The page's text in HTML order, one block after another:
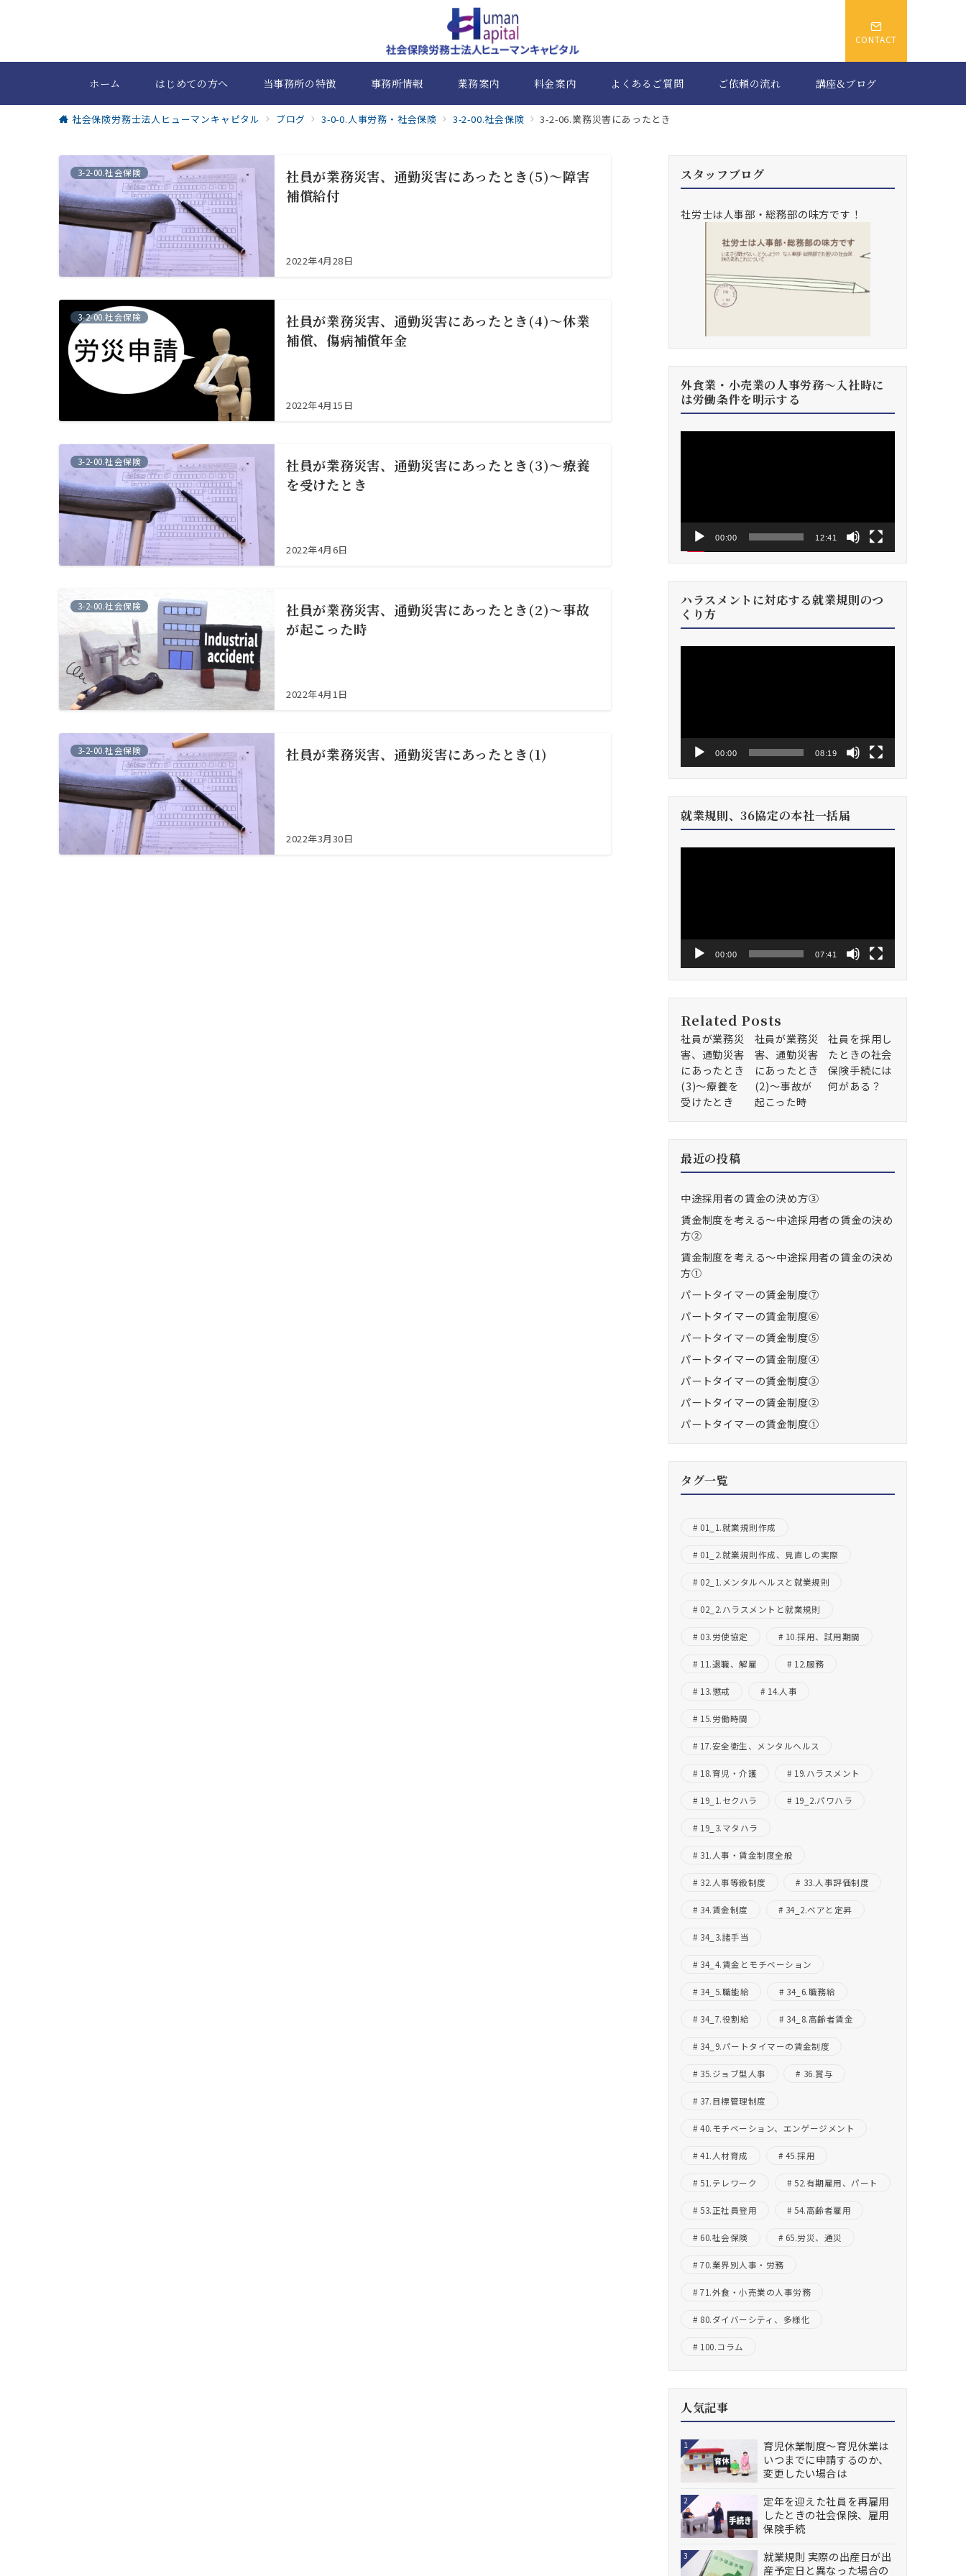
CONTACT
ホーム はじめての方へ 当事務所の特徴 事務所情報 業務案内 料金案内 よくあるご質問 ご依頼の流れ 講座&ブログ
社会保険労務士法人ヒューマンキャピタル ブログ 3-0-0.人事労務・社会保険 3-2-00.社会保険 3-2-06.業務災害にあったとき
3-2-00.社会保険
社員が業務災害、通勤災害にあったとき(5)～障害
補償給付
2022年4月28日
3-2-00.社会保険
社員が業務災害、通勤災害にあったとき(4)～休業
補償、傷病補償年金
2022年4月15日
3-2-00.社会保険
社員が業務災害、通勤災害にあったとき(3)～療養
を受けたとき
2022年4月6日
3-2-00.社会保険
社員が業務災害、通勤災害にあったとき(2)～事故
が起こった時
2022年4月1日
3-2-00.社会保険 社員が業務災害、通勤災害にあったとき(1)
2022年3月30日
スタッフブログ
社労士は人事部・総務部の味方です！
外食業・小売業の人事労務～入社時に
は労働条件を明示する
00:00 12:41
ハラスメントに対応する就業規則のつ
くり方
00:00 08:19
就業規則、36協定の本社一括届
00:00 07:41
Related Posts
社員が業務災
害、通勤災害
にあったとき
(3)～療養を
受けたとき
社員が業務災
害、通勤災害
にあったとき
(2)～事故が
起こった時
社員を採用し
たときの社会
保険手続には
何がある？
最近の投稿
中途採用者の賃金の決め方③
賃金制度を考える～中途採用者の賃金の決め
方②
賃金制度を考える～中途採用者の賃金の決め
方①
パートタイマーの賃金制度⑦
パートタイマーの賃金制度⑥
パートタイマーの賃金制度⑤
パートタイマーの賃金制度④
パートタイマーの賃金制度③
パートタイマーの賃金制度②
パートタイマーの賃金制度①
タグ一覧
01_1.就業規則作成
01_2.就業規則作成、見直しの実際
02_1.メンタルヘルスと就業規則
02_2.ハラスメントと就業規則
03.労使協定 10.採用、試用期間
11.退職、解雇 12.服務
13.懲戒 14.人事
15.労働時間
17.安全衛生、メンタルヘルス
18.育児・介護 19.ハラスメント
19_1.セクハラ 19_2.パワハラ
19_3.マタハラ
31.人事・賃金制度全般
32.人事等級制度 33.人事評価制度
34.賃金制度 34_2.ベアと定昇
34_3.諸手当
34_4.賃金とモチベーション
34_5.職能給 34_6.職務給
34_7.役割給 34_8.高齢者賃金
34_9.パートタイマーの賃金制度
35.ジョブ型人事 36.賞与
37.目標管理制度
40.モチベーション、エンゲージメント
41.人材育成 45.採用
51.テレワーク 52.有期雇用、パート
53.正社員登用 54.高齢者雇用
60.社会保険 65.労災、通災
70.業界別人事・労務
71.外食・小売業の人事労務
80.ダイバーシティ、多様化
100.コラム
人気記事
1
育児休業制度～育児休業は
いつまでに申請するのか、
変更したい場合は
2
定年を迎えた社員を再雇用
したときの社会保険、雇用
保険手続
3
就業規則 実際の出産日が出
産予定日と異なった場合の